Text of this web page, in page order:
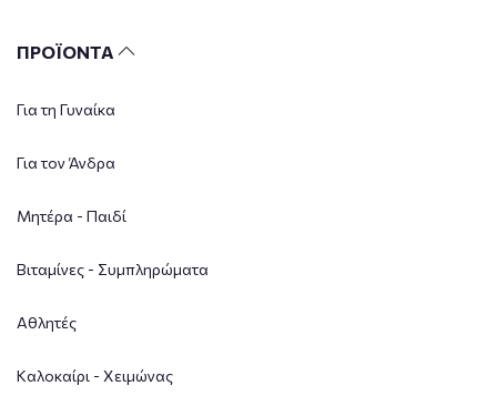
ΠΡΟΪΟΝΤΑ
Για τη Γυναίκα
Για τον Άνδρα
Μητέρα - Παιδί
Βιταμίνες - Συμπληρώματα
Αθλητές
Καλοκαίρι - Χειμώνας